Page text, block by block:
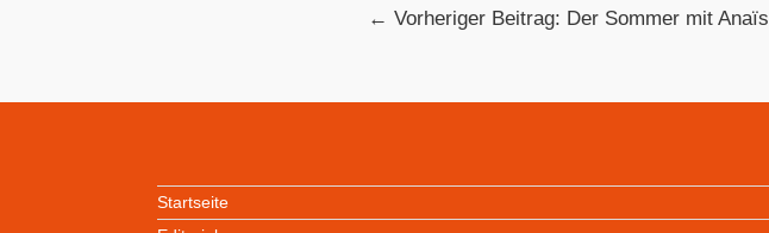
←Vorheriger Beitrag: Der Sommer mit Anaïs
Startseite